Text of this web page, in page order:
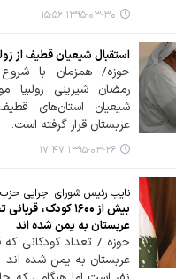
۱۳۹۵-۰۳-۳۰ ۱۵:۵۶
استقبال شیعیان قطیف از
حوزه/ همزمان با
رمضان شیرینی زولبیا
شیعیان استان‌های
عربستان قرار گرفته است.
۱۳۹۵-۰۳-۲۶ ۱۷:۴۷
نایب رئیس شورای اجرایی حزب
بیش از ۱۶۰۰ کودک،
عربستان به یمن شده اند
حوزه / تعداد کودکانی که